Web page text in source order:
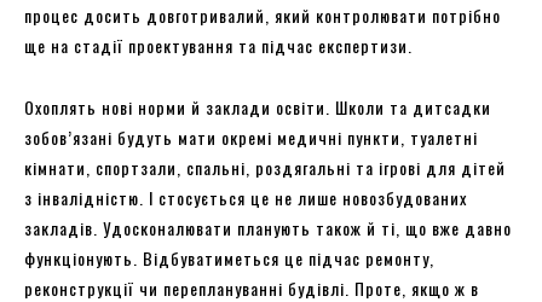
процес досить довготривалий, який контролювати потрібно
ще на стадії проектування та підчас експертизи.
Охоплять нові норми й заклади освіти. Школи та дитсадки
зобов’язані будуть мати окремі медичні пункти, туалетні
кімнати, спортзали, спальні, роздягальні та ігрові для дітей
з інвалідністю. І стосується це не лише новозбудованих
закладів. Удосконалювати планують також й ті, що вже давно
функціонують. Відбуватиметься це підчас ремонту,
реконструкції чи переплануванні будівлі. Проте, якщо ж в